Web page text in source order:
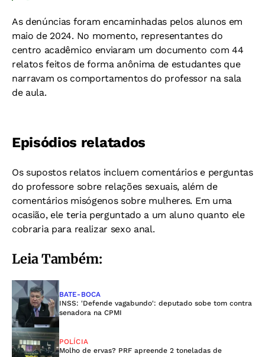
As denúncias foram encaminhadas pelos alunos em
maio de 2024. No momento, representantes do
centro acadêmico enviaram um documento com 44
relatos feitos de forma anônima de estudantes que
narravam os comportamentos do professor na sala
de aula.
Episódios relatados
Os supostos relatos incluem comentários e perguntas
do professore sobre relações sexuais, além de
comentários misógenos sobre mulheres. Em uma
ocasião, ele teria perguntado a um aluno quanto ele
cobraria para realizar sexo anal.
Leia Também:
BATE-BOCA
INSS: 'Defende vagabundo': deputado sobe tom contra
senadora na CPMI
POLÍCIA
Molho de ervas? PRF apreende 2 toneladas de